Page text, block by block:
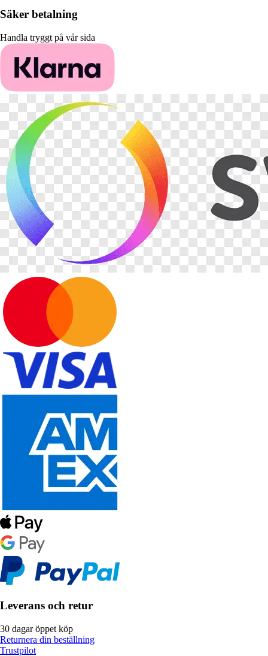
Säker betalning
Handla tryggt på vår sida
Leverans och retur
30 dagar öppet köp
Returnera din beställning
Trustpilot